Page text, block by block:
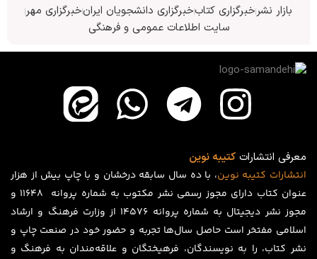
بازار نشرخبرگزاری کتابخبرگزاری دانشجویان ایرانخبرگزاری مهر
سایت اطلاعات عمومی و فرهنگی
معرفی انتشاراتکتیبه نوین
انتشارات کتیبه نوین، با ده سال سابقه درخشان و با چاپ بیش از هزار
عنوان کتاب دارای مجوز رسمی نشر مکتوب به شماره پروانه ۱۱۶۴۸ و
مجوز نشر دیجیتال به شماره پروانه 14576 از وزارت فرهنگ و ارشاد
اسلامی مفتخر است حاصل سال‌ها تجربه و حضور خود در صنعت چاپ و
نشر کتاب، را به نویسندگان، فرهیختگان و علاقه‌مندان به فرهنگ و